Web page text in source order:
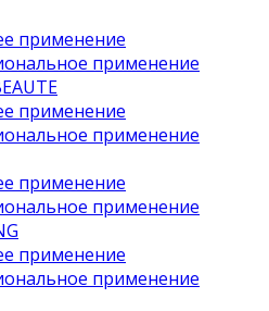
применение
применение
применение
применение
применение
применение
применение
применение